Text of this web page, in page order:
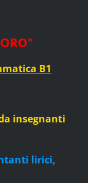
a B1
insegnanti
lirici,